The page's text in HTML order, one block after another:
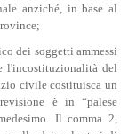
anziché, in base al
dei soggetti ammessi
l'incostituzionalità del
civile costituisca un
è in “palese
Il comma 2,